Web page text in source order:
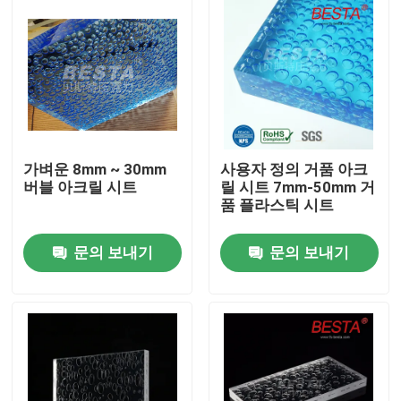
비디오
가벼운 8mm ~ 30mm
버블 아크릴 시트
문의 보내기
사용자 정의 거품 아크
릴 시트 7mm-50mm 거
품 플라스틱 시트
문의 보내기